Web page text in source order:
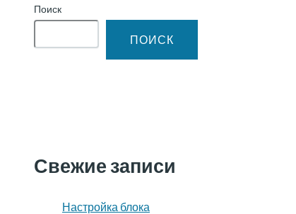
Поиск
ПОИСК
Свежие записи
Настройка блока